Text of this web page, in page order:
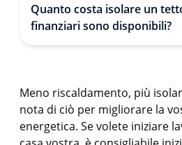
Quanto costa isolare un
finanziari sono disponibili?
Meno riscaldamento, più
nota di ciò per migliorare la
energetica. Se volete iniziare